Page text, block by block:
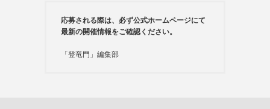
応募される際は、必ず公式ホームページにて
最新の開催情報をご確認ください。
「登竜門」編集部